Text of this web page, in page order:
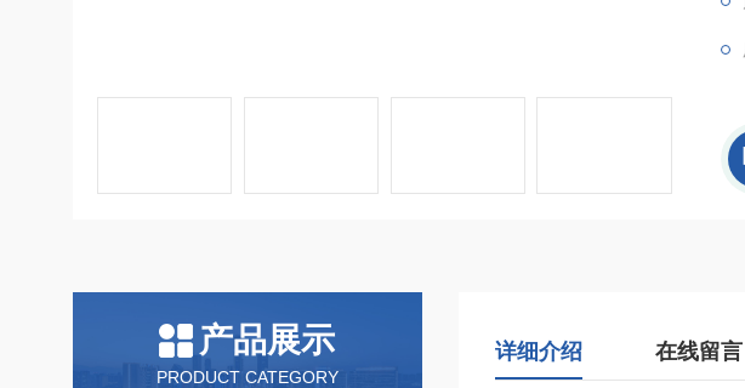
产品展示
PRODUCT CATEGORY
详细介绍 在线留言